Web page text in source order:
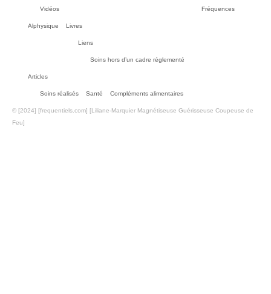
Vidéos Fréquences
Alphysique Livres
Liens
Soins hors d’un cadre réglementé
Articles
Soins réalisés Santé Compléments alimentaires
© [2024] [frequentiels.com] [Liliane-Marquier Magnétiseuse Guérisseuse Coupeuse de
Feu]